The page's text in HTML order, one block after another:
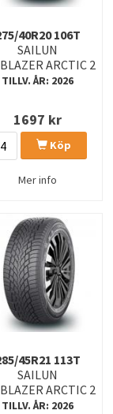
40R20 106T
SAILUN
ARCTIC 2
TILLV. ÅR: 2026
1697 kr
Köp
Mer info
45R21 113T
SAILUN
ARCTIC 2
TILLV. ÅR: 2026